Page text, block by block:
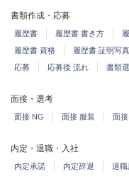
書類作成・応募
履歴書 履歴書 書き方
履歴書 資格
履歴書 証明写真
応募
応募後 流れ 書類
面接・選考
面接 NG 面接 服装 面
内定・退職・入社
内定承諾 内定辞退 退職